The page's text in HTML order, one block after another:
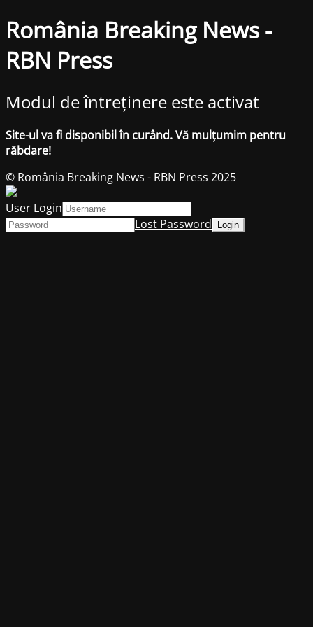
România Breaking News -
RBN Press
Modul de întreținere este activat
Site-ul va fi disponibil în curând. Vă mulțumim pentru
răbdare!
© România Breaking News - RBN Press 2025
User Login
Lost Password